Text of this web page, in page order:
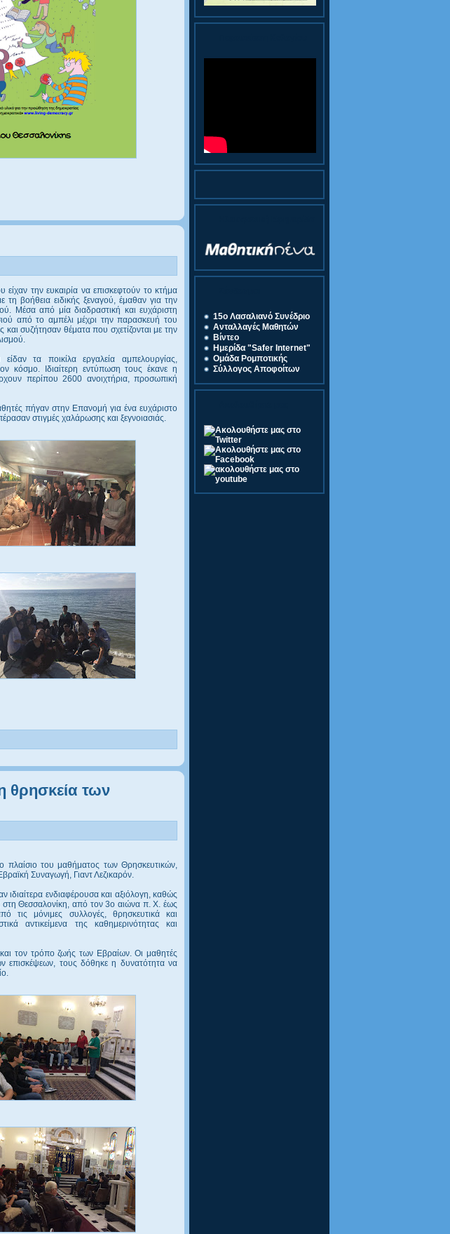
την ευκαιρία να επισκεφτούν το κτήμα
τη βοήθεια ειδικής ξεναγού, έμαθαν για την
Μέσα από μία διαδραστική και ευχάριστη
από το αμπέλι μέχρι την παρασκευή του
και συζήτησαν θέματα που σχετίζονται με την
τα ποικίλα εργαλεία αμπελουργίας,
κόσμο. Ιδιαίτερη εντύπωση τους έκανε η
περίπου 2600 ανοιχτήρια, προσωπική
πήγαν στην Επανομή για ένα ευχάριστο
στιγμές χαλάρωσης και ξεγνοιασιάς.
θρησκεία των
πλαίσιο του μαθήματος των Θρησκευτικών,
Συναγωγή, Γιαντ Λεζικαρόν.
ενδιαφέρουσα και αξιόλογη, καθώς
στη Θεσσαλονίκη, από τον 3ο αιώνα π. Χ. έως
τις μόνιμες συλλογές, θρησκευτικά και
αντικείμενα της καθημερινότητας και
τον τρόπο ζωής των Εβραίων. Οι μαθητές
επισκέψεων, τους δόθηκε η δυνατότητα να
15o Λασαλιανό Συνέδριο
Ανταλλαγές Μαθητών
Βίντεο
Ημερίδα "Safer Internet"
Ομάδα Ρομποτικής
Σύλλογος Αποφοίτων